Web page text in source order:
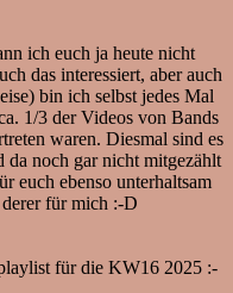
ich euch ja heute nicht
das interessiert, aber auch
bin ich selbst jedes Mal
1/3 der Videos von Bands
waren. Diesmal sind es
noch gar nicht mitgezählt
euch ebenso unterhaltsam
für mich :-D
für die KW16 2025 :-